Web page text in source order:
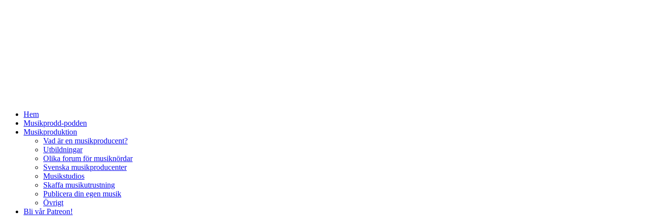
Hem
Musikprodd-podden
Musikproduktion
Vad är en musikproducent?
Utbildningar
Olika forum för musiknördar
Svenska musikproducenter
Musikstudios
Skaffa musikutrustning
Publicera din egen musik
Övrigt
Bli vår Patreon!